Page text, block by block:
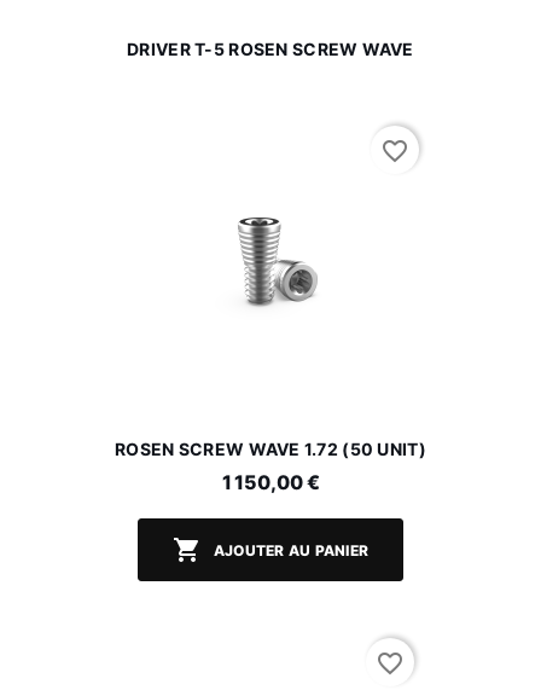
DRIVER T-5 ROSEN SCREW WAVE
ROSEN SCREW WAVE 1.72 (50 UNIT)
1 150,00 €
 AJOUTER AU PANIER
favorite_border
favorite_border